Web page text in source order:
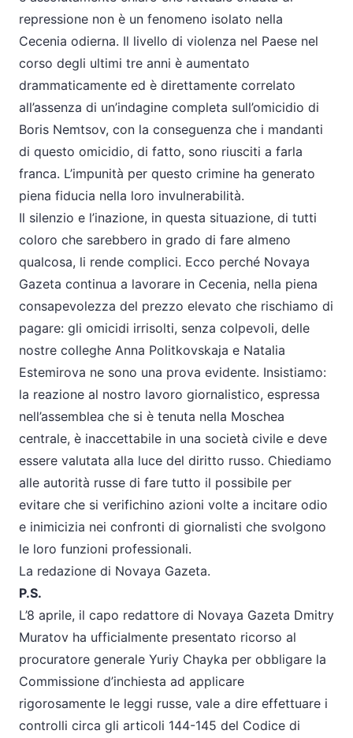
repressione non è un fenomeno isolato nella
Cecenia odierna. Il livello di violenza nel Paese nel
corso degli ultimi tre anni è aumentato
drammaticamente ed è direttamente correlato
all’assenza di un’indagine completa sull’omicidio di
Boris Nemtsov, con la conseguenza che i mandanti
di questo omicidio, di fatto, sono riusciti a farla
franca. L’impunità per questo crimine ha generato
piena fiducia nella loro invulnerabilità.
Il silenzio e l’inazione, in questa situazione, di tutti
coloro che sarebbero in grado di fare almeno
qualcosa, li rende complici. Ecco perché Novaya
Gazeta continua a lavorare in Cecenia, nella piena
consapevolezza del prezzo elevato che rischiamo di
pagare: gli omicidi irrisolti, senza colpevoli, delle
nostre colleghe Anna Politkovskaja e Natalia
Estemirova ne sono una prova evidente. Insistiamo:
la reazione al nostro lavoro giornalistico, espressa
nell’assemblea che si è tenuta nella Moschea
centrale, è inaccettabile in una società civile e deve
essere valutata alla luce del diritto russo. Chiediamo
alle autorità russe di fare tutto il possibile per
evitare che si verifichino azioni volte a incitare odio
e inimicizia nei confronti di giornalisti che svolgono
le loro funzioni professionali.
La redazione di Novaya Gazeta.
P.S.
L’8 aprile, il capo redattore di Novaya Gazeta Dmitry
Muratov ha ufficialmente presentato ricorso al
procuratore generale Yuriy Chayka per obbligare la
Commissione d’inchiesta ad applicare
rigorosamente le leggi russe, vale a dire effettuare i
controlli circa gli articoli 144-145 del Codice di